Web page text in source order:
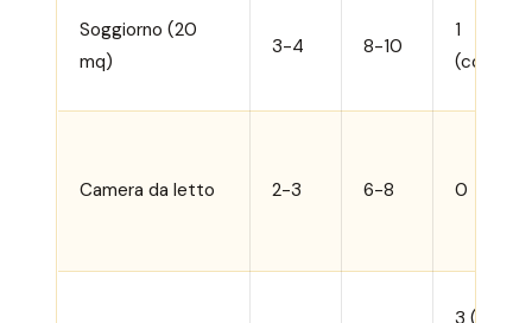
Soggiorno (20
mq)
3-4 8-10
1
Camera da letto 2-3 6-8 0